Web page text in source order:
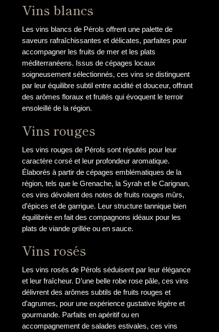
Vins blancs
Les vins blancs de Pérols offrent une palette de
saveurs rafraîchissantes et délicates, parfaites pour
accompagner les fruits de mer et les plats
méditerranéens. Issus de cépages locaux
soigneusement sélectionnés, ces vins se distinguent
par leur équilibre subtil entre acidité et douceur, offrant
des arômes floraux et fruités qui évoquent le terroir
ensoleillé de la région.
Vins rouges
Les vins rouges de Pérols sont réputés pour leur
caractère corsé et leur profondeur aromatique.
Élaborés à partir de cépages emblématiques de la
région, tels que le Grenache, la Syrah et le Carignan,
ces vins dévoilent des notes de fruits rouges mûrs,
d’épices et de garrigue. Leur structure tannique bien
équilibrée en fait des compagnons idéaux pour les
plats de viande grillée ou en sauce.
Vins rosés
Les vins rosés de Pérols séduisent par leur élégance
et leur fraîcheur. D’une belle robe rose pâle, ces vins
délivrent des arômes subtils de fruits rouges et
d’agrumes, pour une expérience gustative légère et
gourmande. Parfaits en apéritif ou en
accompagnement de salades estivales, ces vins